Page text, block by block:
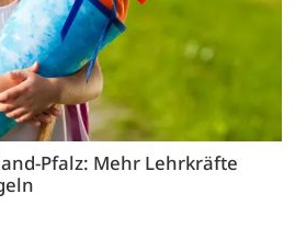
Pfalz: Mehr Lehrkräfte